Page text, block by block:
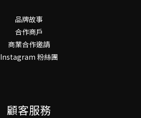
品牌故事
合作商戶
商業合作邀請
Instagram 粉絲團
顧客服務